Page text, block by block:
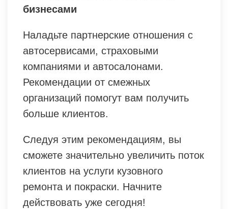
бизнесами
Наладьте партнерские отношения с
автосервисами, страховыми
компаниями и автосалонами.
Рекомендации от смежных
организаций помогут вам получить
больше клиентов.
Следуя этим рекомендациям, вы
сможете значительно увеличить поток
клиентов на услуги кузовного
ремонта и покраски. Начните
действовать уже сегодня!